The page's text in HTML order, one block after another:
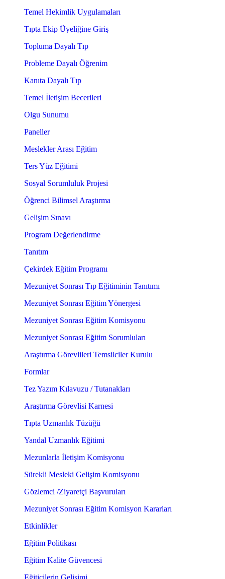
Temel Hekimlik Uygulamaları
Tıpta Ekip Üyeliğine Giriş
Topluma Dayalı Tıp
Probleme Dayalı Öğrenim
Kanıta Dayalı Tıp
Temel İletişim Becerileri
Olgu Sunumu
Paneller
Meslekler Arası Eğitim
Ters Yüz Eğitimi
Sosyal Sorumluluk Projesi
Öğrenci Bilimsel Araştırma
Gelişim Sınavı
Program Değerlendirme
Tanıtım
Çekirdek Eğitim Programı
Mezuniyet Sonrası Tıp Eğitiminin Tanıtımı
Mezuniyet Sonrası Eğitim Yönergesi
Mezuniyet Sonrası Eğitim Komisyonu
Mezuniyet Sonrası Eğitim Sorumluları
Araştırma Görevlileri Temsilciler Kurulu
Formlar
Tez Yazım Kılavuzu / Tutanakları
Araştırma Görevlisi Karnesi
Tıpta Uzmanlık Tüzüğü
Yandal Uzmanlık Eğitimi
Mezunlarla İletişim Komisyonu
Sürekli Mesleki Gelişim Komisyonu
Gözlemci /Ziyaretçi Başvuruları
Mezuniyet Sonrası Eğitim Komisyon Kararları
Etkinlikler
Eğitim Politikası
Eğitim Kalite Güvencesi